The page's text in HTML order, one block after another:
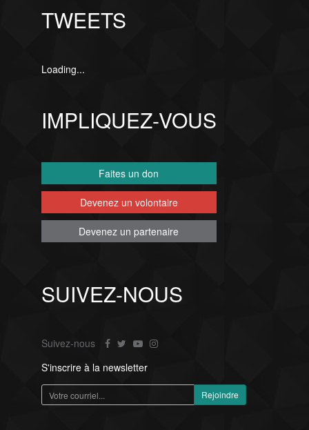
TWEETS
Loading...
IMPLIQUEZ-VOUS
Faites un don
Devenez un volontaire
Devenez un partenaire
SUIVEZ-NOUS
Suivez-nous
S'inscrire à la newsletter